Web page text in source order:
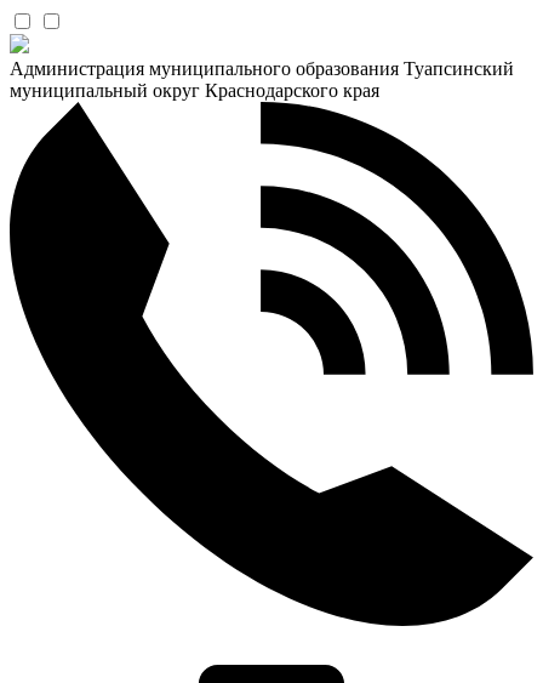
Администрация муниципального образования Туапсинский
муниципальный округ Краснодарского края